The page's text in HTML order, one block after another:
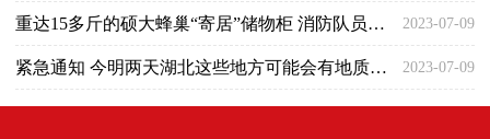
09
重达15多斤的硕大蜂巢“寄居”储物柜 消防队员上门摘除 2023-07-09
紧急通知 今明两天湖北这些地方可能会有地质灾害发生 2023-07-09